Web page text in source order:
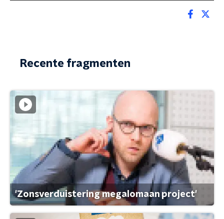
Recente fragmenten
'Zonsverduistering megalomaan project'